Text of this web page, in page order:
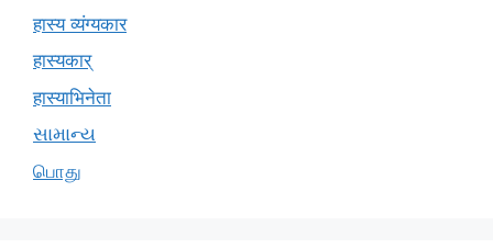
हास्य व्यंग्यकार
हास्यकार्
हास्याभिनेता
સામાન્ય
பொது